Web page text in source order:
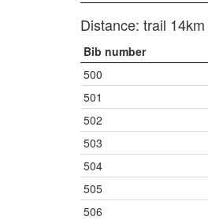
Distance: trail
Bib number
500
501
502
503
504
505
506